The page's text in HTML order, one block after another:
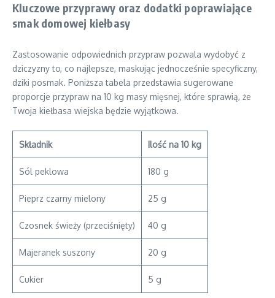
Kluczowe przyprawy oraz dodatki poprawiające
smak domowej kiełbasy
Zastosowanie odpowiednich przypraw pozwala wydobyć z
dziczyzny to, co najlepsze, maskując jednocześnie specyficzny,
dziki posmak. Poniższa tabela przedstawia sugerowane
proporcje przypraw na 10 kg masy mięsnej, które sprawią, że
Twoja kiełbasa wiejska będzie wyjątkowa.
Składnik Ilość na 10 kg
Sól peklowa 180 g
Pieprz czarny mielony 25 g
Czosnek świeży (przeciśnięty) 40 g
Majeranek suszony 20 g
Cukier 5 g